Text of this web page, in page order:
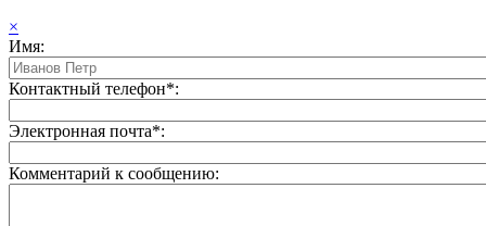
×
Имя:
Контактный телефон*:
Электронная почта*:
Комментарий к сообщению: